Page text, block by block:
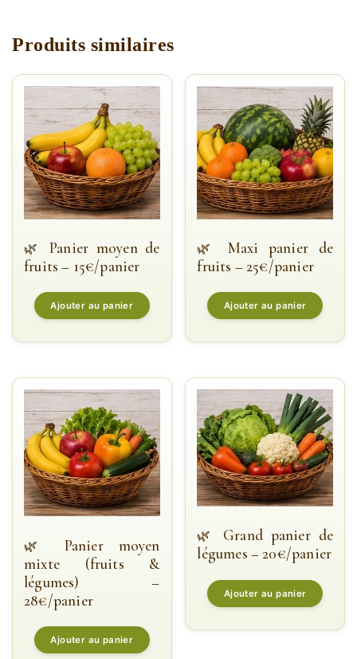
Produits similaires
Panier moyen de
fruits – 15€/panier
Ajouter au panier
Maxi panier de
fruits – 25€/panier
Ajouter au panier
Panier moyen
mixte (fruits &
légumes) –
28€/panier
Ajouter au panier
Grand panier de
légumes – 20€/panier
Ajouter au panier